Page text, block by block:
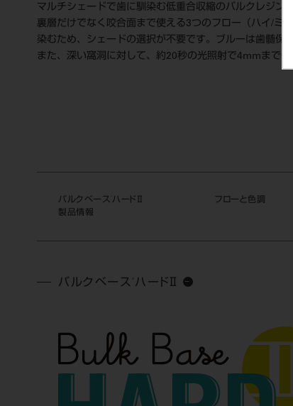
マルチシェードで歯に馴染む低重合収縮のバルクレジン
裏層だけでなく咬合面まで使える3つのフロー（ハイ/ミ
染むため、シェードの選択が不要です。ブルーは歯髄保
また、深い窩洞に対して、約20秒の光照射で4mmまで
バルクベース ハードⅡ フローと色調
製品情報
バルクベース ハードⅡ